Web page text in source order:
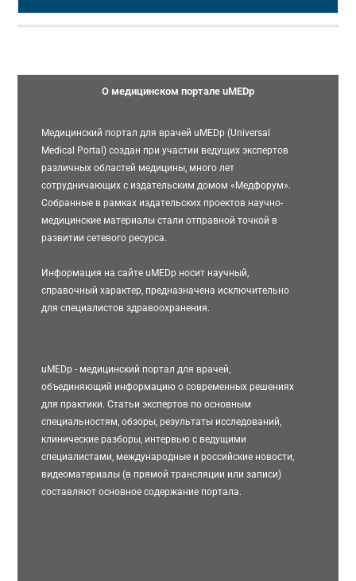
О медицинском портале uMEDp
Медицинский портал для врачей uMEDp (Universal
Medical Portal) создан при участии ведущих экспертов
различных областей медицины, много лет
сотрудничающих с издательским домом «Медфорум».
Собранные в рамках издательских проектов научно-
медицинские материалы стали отправной точкой в
развитии сетевого ресурса.
Информация на сайте uMEDp носит научный,
справочный характер, предназначена исключительно
для специалистов здравоохранения.
uMEDp - медицинский портал для врачей,
объединяющий информацию о современных решениях
для практики. Статьи экспертов по основным
специальностям, обзоры, результаты исследований,
клинические разборы, интервью с ведущими
специалистами, международные и российские новости,
видеоматериалы (в прямой трансляции или записи)
составляют основное содержание портала.